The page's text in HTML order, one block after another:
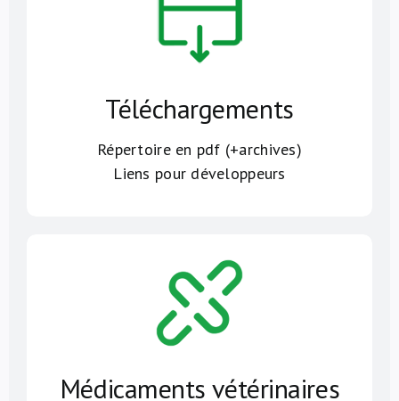
Téléchargements
Répertoire en pdf (+archives)
Liens pour développeurs
Médicaments vétérinaires